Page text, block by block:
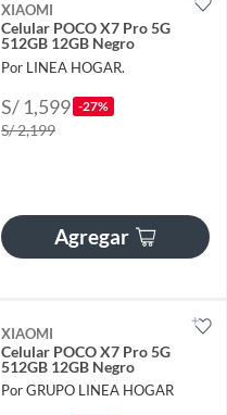
XIAOMI
Celular POCO X7 Pro 5G
512GB 12GB Negro
Por LINEA HOGAR.
S/ 1,599 -27%
S/ 2,199
Agregar
XIAOMI
Celular POCO X7 Pro 5G
512GB 12GB Negro
Por GRUPO LINEA HOGAR